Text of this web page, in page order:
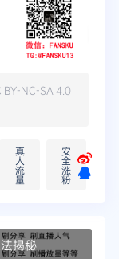
BY-NC-SA 4.0
真
人
流
量
安
全
涨
粉
揭秘